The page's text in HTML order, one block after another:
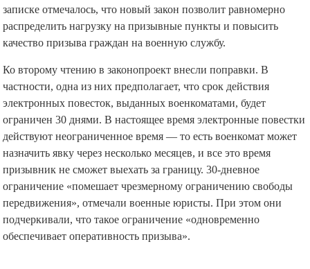
записке отмечалось, что новый закон позволит равномерно
распределить нагрузку на призывные пункты и повысить
качество призыва граждан на военную службу.
Ко второму чтению в законопроект внесли поправки. В
частности, одна из них предполагает, что срок действия
электронных повесток, выданных военкоматами, будет
ограничен 30 днями. В настоящее время электронные повестки
действуют неограниченное время — то есть военкомат может
назначить явку через несколько месяцев, и все это время
призывник не сможет выехать за границу. 30-дневное
ограничение «помешает чрезмерному ограничению свободы
передвижения», отмечали военные юристы. При этом они
подчеркивали, что такое ограничение «одновременно
обеспечивает оперативность призыва».